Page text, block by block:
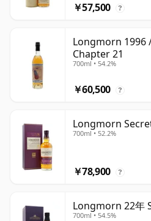
￥57,500 ?
Longmorn 1996
Chapter 21
700ml • 54.2%
￥60,500 ?
Longmorn
700ml • 52.2%
￥78,900 ?
Longmorn 22年
700ml • 54.5%